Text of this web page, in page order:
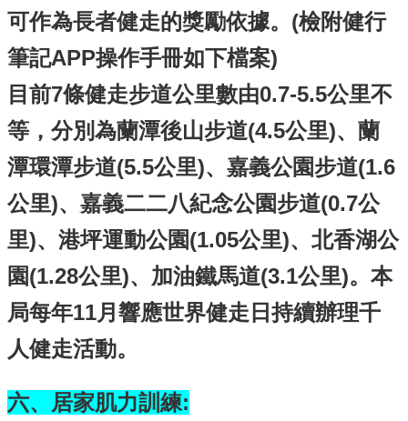
可作為長者健走的獎勵依據。(檢附健行
筆記APP操作手冊如下檔案)
目前7條健走步道公里數由0.7-5.5公里不
等，分別為蘭潭後山步道(4.5公里)、蘭
潭環潭步道(5.5公里)、嘉義公園步道(1.6
公里)、嘉義二二八紀念公園步道(0.7公
里)、港坪運動公園(1.05公里)、北香湖公
園(1.28公里)、加油鐵馬道(3.1公里)。本
局每年11月響應世界健走日持續辦理千
人健走活動。
六、居家肌力訓練: